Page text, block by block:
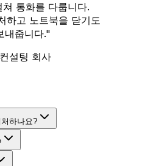
통화를 다룹니다.
하고 노트북을 닫기도
내줍니다."
설팅 회사
하나요?